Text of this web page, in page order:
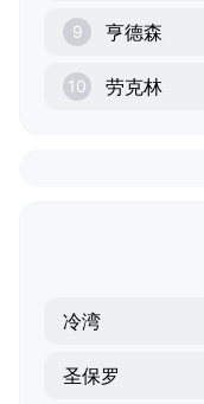
9 亨德森
10 劳克林
冷湾
圣保罗